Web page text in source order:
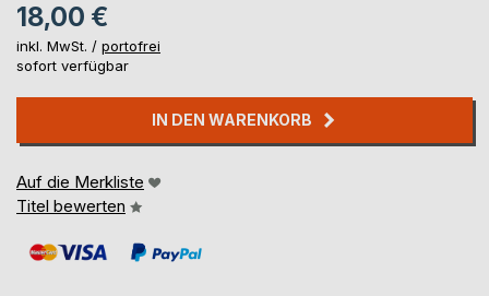
18,00 €
inkl. MwSt. / portofrei
sofort verfügbar
IN DEN WARENKORB
Auf die Merkliste
Titel bewerten